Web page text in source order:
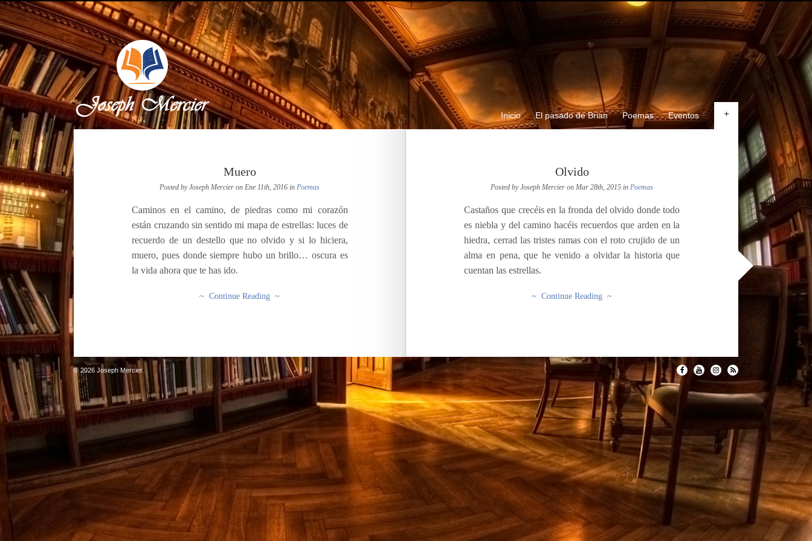
Inicio El pasado de Brian Poemas Eventos +
Muero
Posted by Joseph Mercier on Ene 11th, 2016 inPoemas
Caminos en el camino, de piedras como mi corazón
están cruzando sin sentido mi mapa de estrellas: luces de
recuerdo de un destello que no olvido y si lo hiciera,
muero, pues donde siempre hubo un brillo… oscura es
la vida ahora que te has ido.
~ Continue Reading ~
Olvido
Posted by Joseph Mercier on Mar 28th, 2015 inPoemas
Castaños que crecéis en la fronda del olvido donde todo
es niebla y del camino hacéis recuerdos que arden en la
hiedra, cerrad las tristes ramas con el roto crujido de un
alma en pena, que he venido a olvidar la historia que
cuentan las estrellas.
~ Continue Reading ~
Next »
© 2026 Joseph Mercier.